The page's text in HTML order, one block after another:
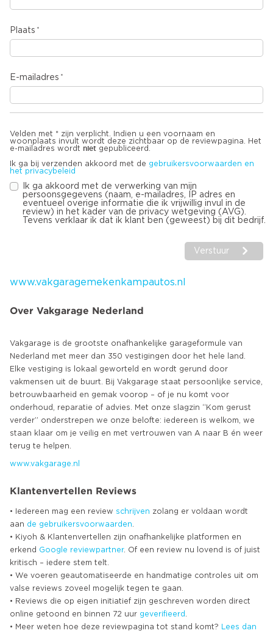
Plaats
E-mailadres
Velden met * zijn verplicht. Indien u een voornaam en
woonplaats invult wordt deze zichtbaar op de reviewpagina. Het
e-mailadres wordt niet gepubliceerd.
Ik ga bij verzenden akkoord met de gebruikersvoorwaarden en
het privacybeleid
Ik ga akkoord met de verwerking van mijn
persoonsgegevens (naam, e-mailadres, IP adres en
eventueel overige informatie die ik vrijwillig invul in de
review) in het kader van de privacy wetgeving (AVG).
Tevens verklaar ik dat ik klant ben (geweest) bij dit bedrijf.
Verstuur
www.vakgaragemekenkampautos.nl
Over Vakgarage Nederland
Vakgarage is de grootste onafhankelijke garageformule van
Nederland met meer dan 350 vestigingen door het hele land.
Elke vestiging is lokaal geworteld en wordt gerund door
vakmensen uit de buurt. Bij Vakgarage staat persoonlijke service,
betrouwbaarheid en gemak voorop – of je nu komt voor
onderhoud, reparatie of advies. Met onze slagzin “Kom gerust
verder” onderstrepen we onze belofte: iedereen is welkom, we
staan klaar om je veilig en met vertrouwen van A naar B én weer
www.vakgarage.nl
Klantenvertellen Reviews
• Iedereen mag een review schrijven zolang er voldaan wordt
aan de gebruikersvoorwaarden
• Kiyoh & Klantenvertellen zijn onafhankelijke platformen en
erkend Google reviewpartner. Of een review nu lovend is of juist
kritisch – iedere stem telt.
• We voeren geautomatiseerde en handmatige controles uit om
valse reviews zoveel mogelijk tegen te gaan.
• Reviews die op eigen initiatief zijn geschreven worden direct
online getoond en binnen 72 uur geverifieerd
• Meer weten hoe deze reviewpagina tot stand komt?
Lees dan